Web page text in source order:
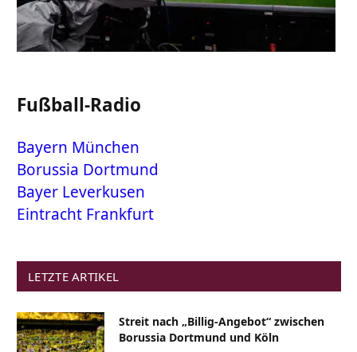
Fußball-Radio
Bayern München
Borussia Dortmund
Bayer Leverkusen
Eintracht Frankfurt
LETZTE ARTIKEL
Streit nach „Billig-Angebot“ zwischen
Borussia Dortmund und Köln